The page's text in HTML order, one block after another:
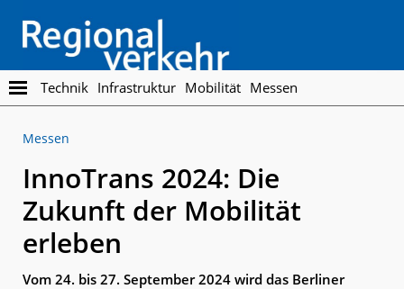
main
content
footer
Regionalverkehr
Die
Fachzeitschrift
den
Personennahverkehr
Technik Infrastruktur Mobilität Messen
Messen
InnoTrans 2024: Die
Zukunft der Mobilität
erleben
Vom 24. bis 27. September 2024 wird das Berliner